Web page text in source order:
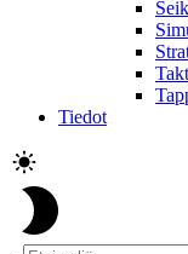
Tiedot